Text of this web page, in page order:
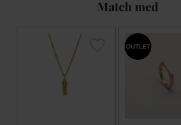
Match med
OUTLET